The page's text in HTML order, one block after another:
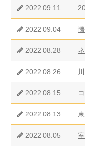
2022.09.11
2022.09.04
2022.08.28
2022.08.26
2022.08.15
2022.08.13
2022.08.05